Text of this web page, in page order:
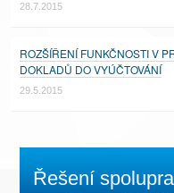
28.7.2015
ROZŠÍŘENÍ FUNKČNOSTI V
DOKLADŮ DO VYÚČTOVÁNÍ
29.5.2015
Řešení